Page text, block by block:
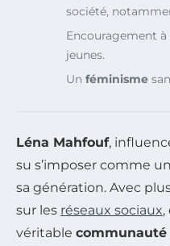
société,
Encouragement à
jeunes.
Un féminisme
Léna Mahfouf,
su s’imposer comme
sa génération. Avec
sur les réseaux sociaux,
véritable communauté